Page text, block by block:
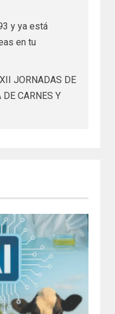
y ya está
en tu
JORNADAS DE
CARNES Y